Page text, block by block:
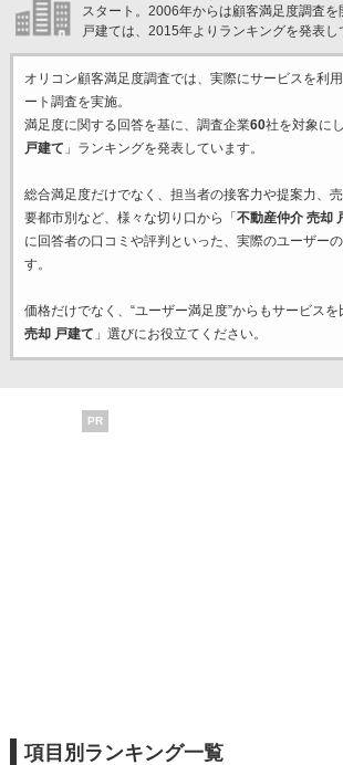
スタート。2006年からは顧客満足度調査を
戸建ては、2015年よりランキングを発表し
オリコン顧客満足度調査では、実際にサービスを利
ート調査を実施。
満足度に関する回答を基に、調査企業60社を対象に
戸建て 」ランキングを発表しています。
総合満足度だけでなく、担当者の接客力や提案力、
要都市別など、様々な切り口から「 不動産仲介 売却
に回答者の口コミや評判といった、実際のユーザー
す。
価格だけでなく、“ユーザー満足度”からもサービスを
売却 戸建て 」選びにお役立てください。
PR
項目別ランキング一覧